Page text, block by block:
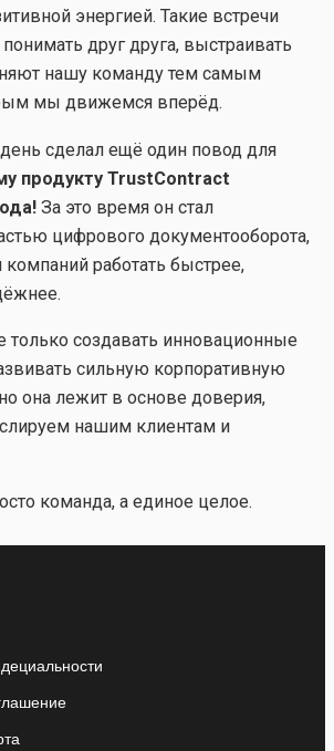
энергией. Такие встречи
друг друга, выстраивать
нашу команду тем самым
мы движемся вперёд.
сделал ещё один повод для
продукту TrustContract
За это время он стал
цифрового документооборота,
работать быстрее,
только создавать инновационные
сильную корпоративную
она лежит в основе доверия,
нашим клиентам и
команда, а единое целое.